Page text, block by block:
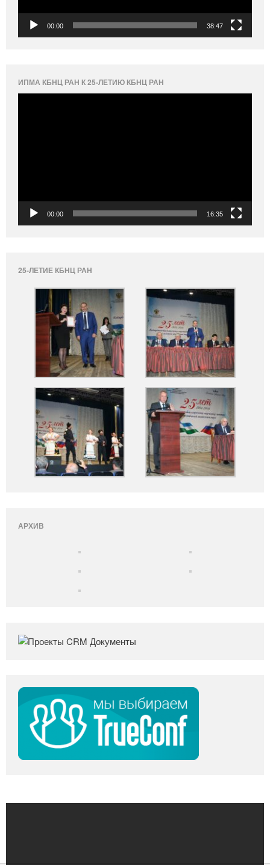
00:00 38:47
ИПМА КБНЦ РАН К 25-ЛЕТИЮ КБНЦ РАН
00:00 16:35
25-ЛЕТИЕ КБНЦ РАН
АРХИВ